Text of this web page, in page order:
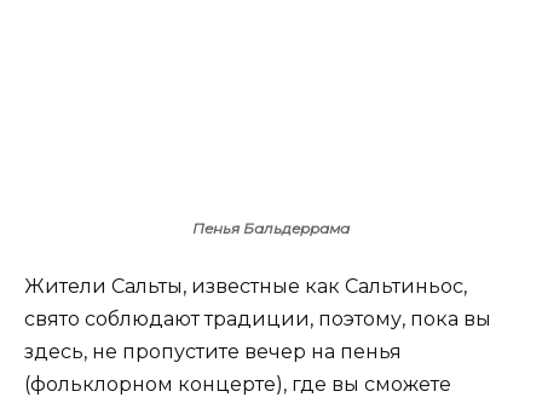
Пенья Бальдеррама
Жители Сальты, известные как Сальтиньос,
свято соблюдают традиции, поэтому, пока вы
здесь, не пропустите вечер на пенья
(фольклорном концерте), где вы сможете